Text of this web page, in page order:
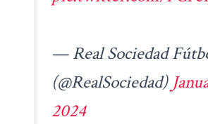
— Real Sociedad
(@RealSociedad)
2024